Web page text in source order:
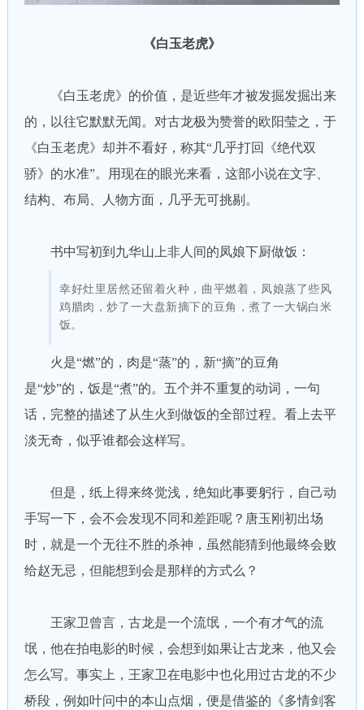
《白玉老虎》
《白玉老虎》的价值，是近些年才被发掘发掘出来
的，以往它默默无闻。对古龙极为赞誉的欧阳莹之，于
《白玉老虎》却并不看好，称其“几乎打回《绝代双
骄》的水准”。用现在的眼光来看，这部小说在文字、
结构、布局、人物方面，几乎无可挑剔。
书中写初到九华山上非人间的凤娘下厨做饭：
幸好灶里居然还留着火种，曲平燃着，凤娘蒸了些风
鸡腊肉，炒了一大盘新摘下的豆角，煮了一大锅白米
饭。
火是“燃”的，肉是“蒸”的，新“摘”的豆角
是“炒”的，饭是“煮”的。五个并不重复的动词，一句
话，完整的描述了从生火到做饭的全部过程。看上去平
淡无奇，似乎谁都会这样写。
但是，纸上得来终觉浅，绝知此事要躬行，自己动
手写一下，会不会发现不同和差距呢？唐玉刚初出场
时，就是一个无往不胜的杀神，虽然能猜到他最终会败
给赵无忌，但能想到会是那样的方式么？
王家卫曾言，古龙是一个流氓，一个有才气的流
氓，他在拍电影的时候，会想到如果让古龙来，他又会
怎么写。事实上，王家卫在电影中也化用过古龙的不少
桥段，例如叶问中的本山点烟，便是借鉴的《多情剑客